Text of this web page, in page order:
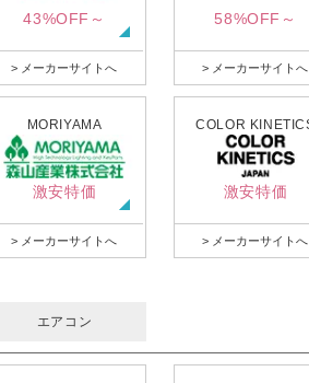
43%OFF～
> メーカーサイトへ
58%OFF～
> メーカーサイトへ
MORIYAMA
激安特価
> メーカーサイトへ
COLOR
激安特価
> メーカーサイトへ
エアコン